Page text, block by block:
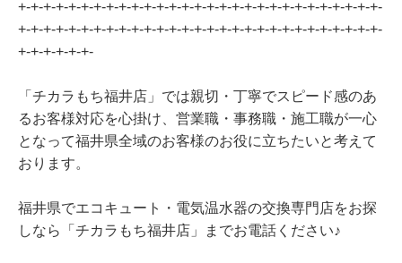
+-+-+-+-+-+-+-+-+-+-+-+-+-+-+-+-+-+-+-+-+-+-+-+-+-+-+-+-+-
+-+-+-+-+-+-+-+-+-+-+-+-+-+-+-+-+-+-+-+-+-+-+-+-+-+-+-+-+-
+-+-+-+-+-+-
「チカラもち福井店」では親切・丁寧でスピード感のあ
るお客様対応を心掛け、営業職・事務職・施工職が一心
となって福井県全域のお客様のお役に立ちたいと考えて
おります。
福井県でエコキュート・電気温水器の交換専門店をお探
しなら「チカラもち福井店」までお電話ください♪